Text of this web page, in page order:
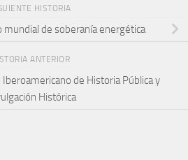
HISTORIA
mundial de soberanía energética
ANTERIOR
de Historia Pública y
Histórica